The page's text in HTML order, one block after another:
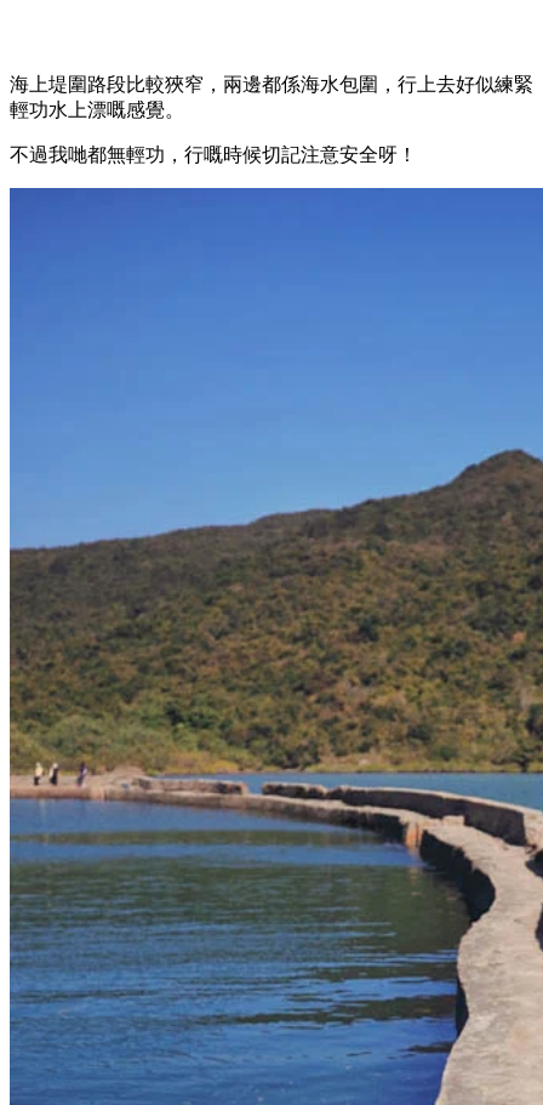
海上堤圍路段比較狹窄，兩邊都係海水包圍，行上去好似練緊
輕功水上漂嘅感覺。
不過我哋都無輕功，行嘅時候切記注意安全呀！